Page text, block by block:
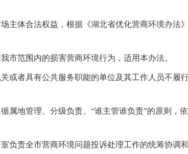
体合法权益，根据《湖北省优化营商环境办法
范围内的损害营商环境行为，适用本办法。
或者具有公共服务职能的单位及其工作人员不履
地管理、分级负责、“谁主管谁负责”的原则，
责全市营商环境问题投诉处理工作的统筹协调